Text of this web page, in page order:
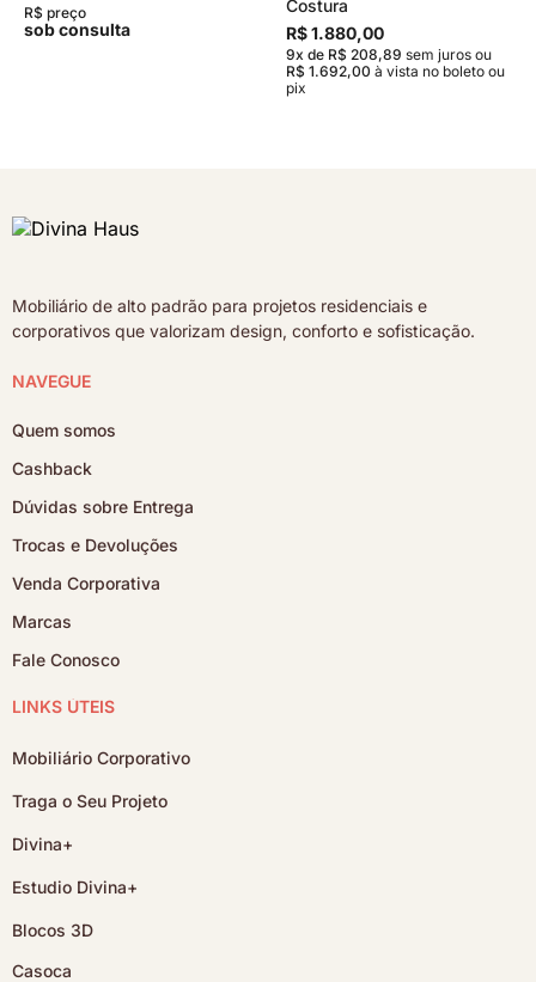
R$ preço
sob consulta
Costura
R$ 1.880,00
9x de R$ 208,89 sem juros ou
R$ 1.692,00 à vista no boleto ou
pix
Mobiliário de alto padrão para projetos residenciais e
corporativos que valorizam design, conforto e sofisticação.
NAVEGUE
Quem somos
Cashback
Dúvidas sobre Entrega
Trocas e Devoluções
Venda Corporativa
Marcas
Fale Conosco
LINKS ÚTEIS
Mobiliário Corporativo
Traga o Seu Projeto
Divina+
Estudio Divina+
Blocos 3D
Casoca